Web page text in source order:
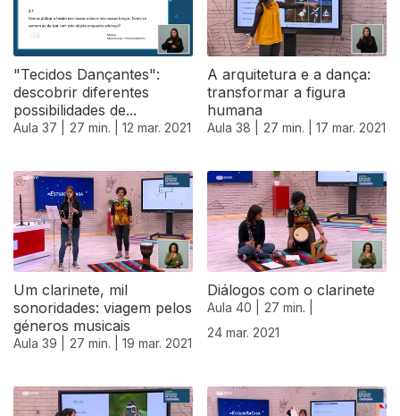
"Tecidos Dançantes":
descobrir diferentes
possibilidades de...
Aula 37 | 27 min. | 12 mar. 2021
A arquitetura e a dança:
transformar a figura
humana
Aula 38 | 27 min. | 17 mar. 2021
Um clarinete, mil
sonoridades: viagem pelos
géneros musicais
Aula 39 | 27 min. | 19 mar. 2021
Diálogos com o clarinete
Aula 40 |
27 min. |
24 mar. 2021